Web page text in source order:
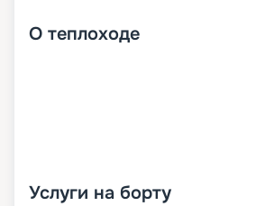
О теплоходе
Услуги на борту